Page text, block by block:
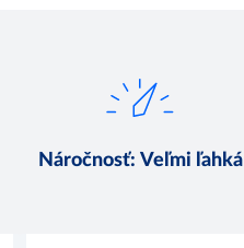
Náročnosť: Veľmi ľahká